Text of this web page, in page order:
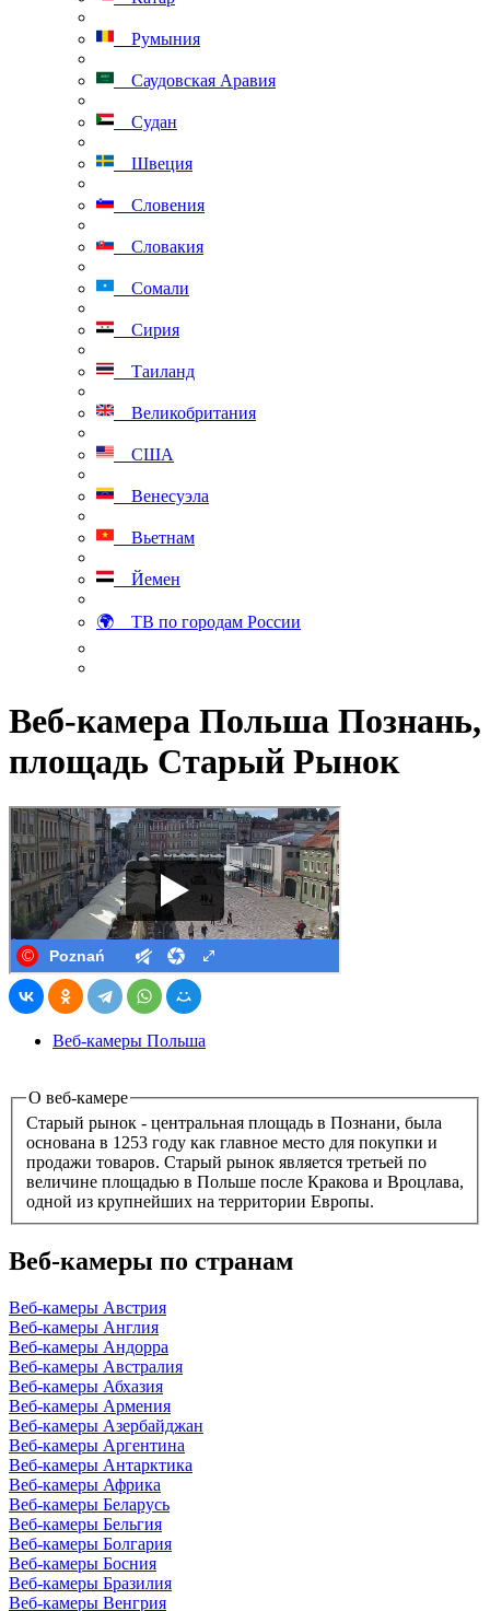
Румыния
Саудовская Аравия
Судан
Швеция
Словения
Словакия
Сомали
Сирия
Таиланд
Великобритания
США
Венесуэла
Вьетнам
Йемен
🌍 ТВ по городам России
Веб-камера Польша Познань,
площадь Старый Рынок
Веб-камеры Польша
О веб-камере
Старый рынок - центральная площадь в Познани, была
основана в 1253 году как главное место для покупки и
продажи товаров. Старый рынок является третьей по
величине площадью в Польше после Кракова и Вроцлава,
одной из крупнейших на территории Европы.
Веб-камеры по странам
Веб-камеры Австрия
Веб-камеры Англия
Веб-камеры Андорра
Веб-камеры Австралия
Веб-камеры Абхазия
Веб-камеры Армения
Веб-камеры Азербайджан
Веб-камеры Аргентина
Веб-камеры Антарктика
Веб-камеры Африка
Веб-камеры Беларусь
Веб-камеры Бельгия
Веб-камеры Болгария
Веб-камеры Босния
Веб-камеры Бразилия
Веб-камеры Венгрия